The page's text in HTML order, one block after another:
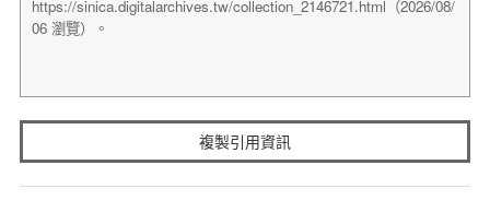
複製引用資訊